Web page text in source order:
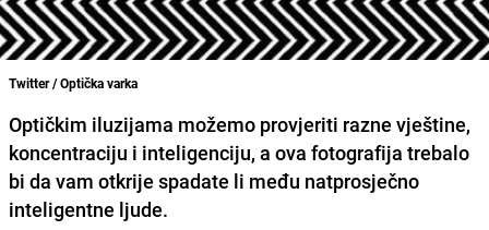
Twitter / Optička varka
Optičkim iluzijama možemo provjeriti razne vještine,
koncentraciju i inteligenciju, a ova fotografija trebalo
bi da vam otkrije spadate li među natprosječno
inteligentne ljude.